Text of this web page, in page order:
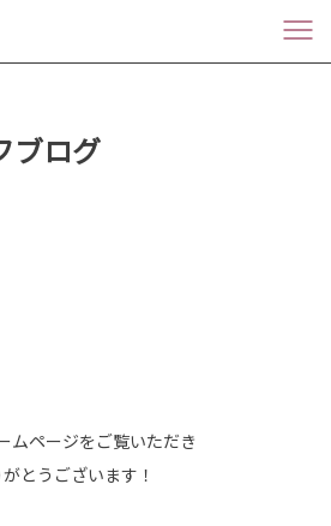
ブログ
ムページをご覧いただき
とうございます！